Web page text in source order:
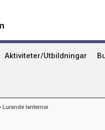
Aktiviteter/Utbildningar
Lurande lanternor